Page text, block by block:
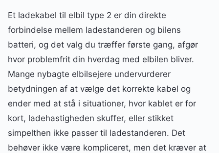
Et ladekabel til elbil type 2 er din direkte
forbindelse mellem ladestanderen og bilens
batteri, og det valg du træffer første gang, afgør
hvor problemfrit din hverdag med elbilen bliver.
Mange nybagte elbilsejere undervurderer
betydningen af at vælge det korrekte kabel og
ender med at stå i situationer, hvor kablet er for
kort, ladehastigheden skuffer, eller stikket
simpelthen ikke passer til ladestanderen. Det
behøver ikke være kompliceret, men det kræver at